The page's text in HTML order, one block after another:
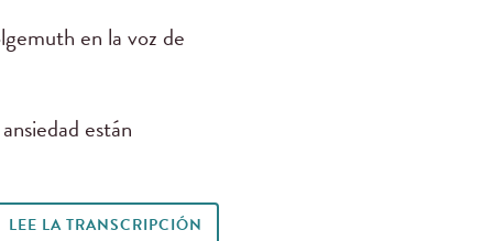
en la voz de
están
LEE LA TRANSCRIPCIÓN